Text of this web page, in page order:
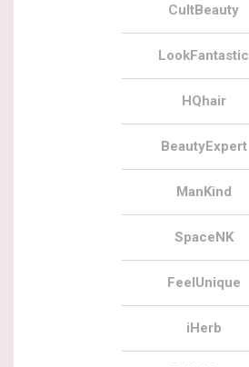
CultBeauty
LookFantastic
HQhair
BeautyExpert
ManKind
SpaceNK
FeelUnique
iHerb